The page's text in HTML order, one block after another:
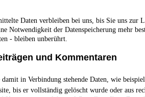
Daten verbleiben bei uns, bis Sie uns
Notwendigkeit der Datenspeicherung mehr
- bleiben unberührt.
und Kommentaren
in Verbindung stehende Daten, wie
bis er vollständig gelöscht wurde oder aus